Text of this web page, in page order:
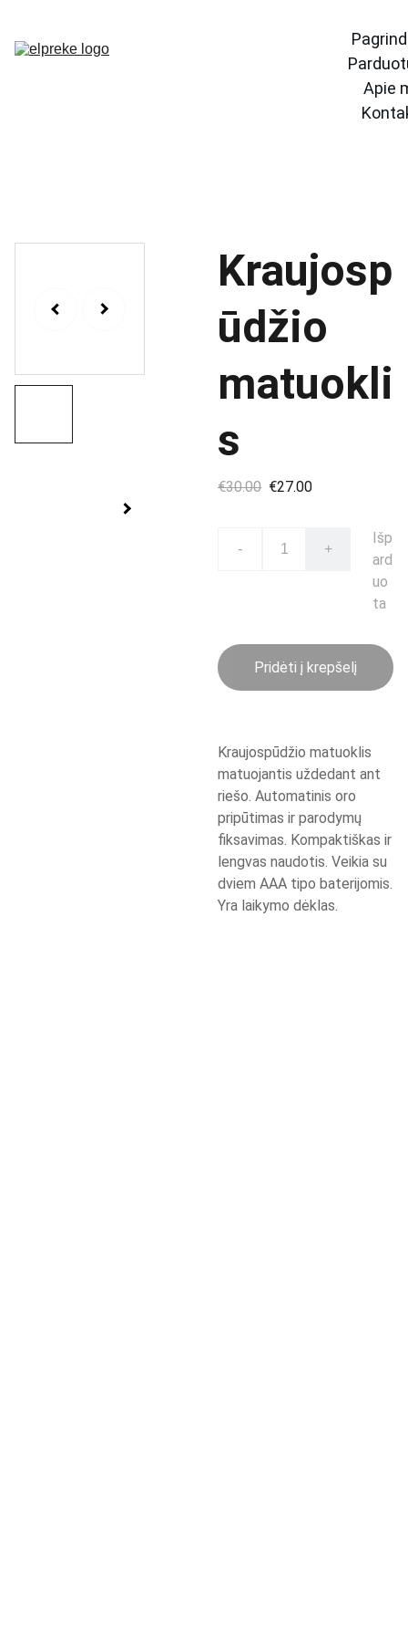
Apie
Kraujosp
ūdžio
matuokli
s
€30.00 €27.00
- +
Išp
ard
uo
ta
Pridėti į krepšelį
Kraujospūdžio matuoklis
matuojantis uždedant ant
riešo. Automatinis oro
pripūtimas ir parodymų
fiksavimas. Kompaktiškas ir
lengvas naudotis. Veikia su
dviem AAA tipo baterijomis.
Yra laikymo dėklas.